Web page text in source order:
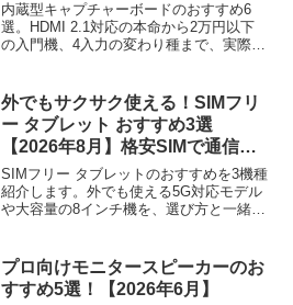
内蔵型キャプチャーボードのおすすめ6
選。HDMI 2.1対応の本命から2万円以下
の入門機、4入力の変わり種まで、実際に
外でもサクサク使える！SIMフリ
ー タブレット おすすめ3選
【2026年8月】格安SIMで通信費
も節約
SIMフリー タブレットのおすすめを3機種
紹介します。外でも使える5G対応モデル
や大容量の8インチ機を、選び方と一緒に
プロ向けモニタースピーカーのお
すすめ5選！【2026年6月】